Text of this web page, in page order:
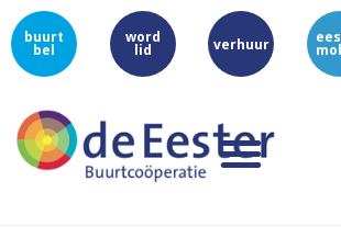
buurt
bel
word
lid verhuur